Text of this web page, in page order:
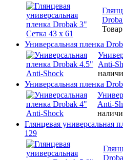
Универсальная пленка
Anti-
Универсальная пленка
Anti-
Глянцевая универсальная
129